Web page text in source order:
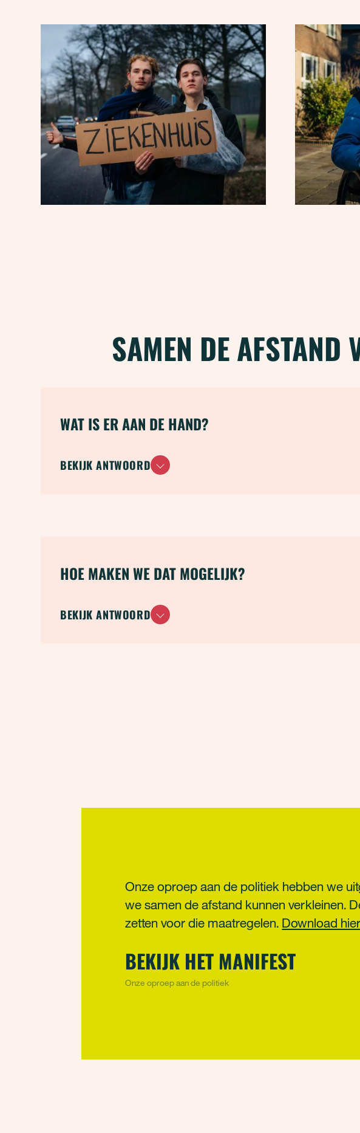
SAMEN DE AFSTAND
WAT IS ER AAN DE HAND?
BEKIJK ANTWOORD
HOE MAKEN WE DAT MOGELIJK?
BEKIJK ANTWOORD
Onze oproep aan de politiek hebben we
we samen de afstand kunnen verkleinen.
zetten voor die maatregelen. Download
BEKIJK HET MANIFEST
Onze oproep aan de politiek